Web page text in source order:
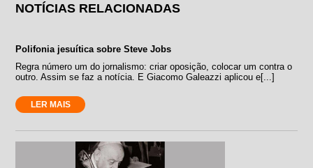
NOTÍCIAS RELACIONADAS
Polifonia jesuítica sobre Steve Jobs
Regra número um do jornalismo: criar oposição, colocar um contra o
outro. Assim se faz a notícia. E Giacomo Galeazzi aplicou e[...]
LER MAIS